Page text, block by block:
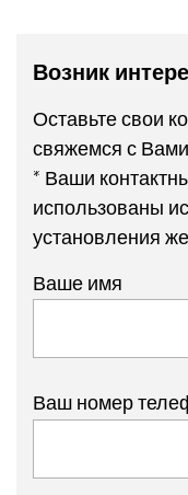
Возник
Оставьте свои
свяжемся с
* Ваши
использованы
установления
Ваше имя
Ваш номер